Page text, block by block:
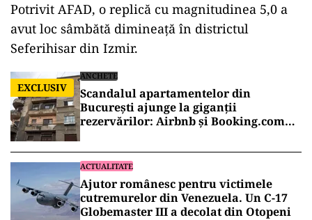
Potrivit AFAD, o replică cu magnitudinea 5,0 a
avut loc sâmbătă dimineaţă în districtul
Seferihisar din Izmir.
EXCLUSIV
ANCHETE
Scandalul apartamentelor din
București ajunge la giganții
rezervărilor: Airbnb și Booking.com
ACTUALITATE
Ajutor românesc pentru victimele
cutremurelor din Venezuela. Un C-17
Globemaster III a decolat din Otopeni